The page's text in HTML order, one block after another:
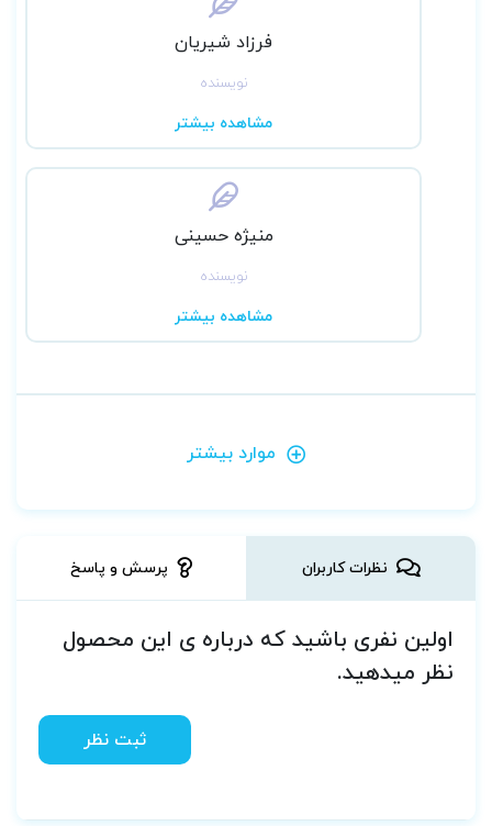
فرزاد شیریان
نویسنده
مشاهده بیشتر
منیژه حسینی
نویسنده
مشاهده بیشتر
موارد بیشتر
نظرات کاربران پرسش و پاسخ
اولین نفری باشید که درباره ی این محصول
نظر میدهید.
ثبت نظر